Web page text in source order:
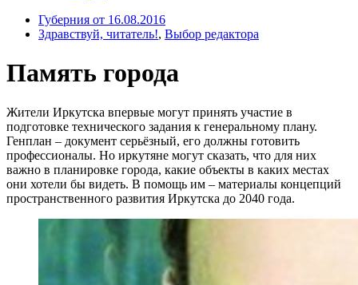
Губерния от 16.08.2016
Здравствуй, читатель!, Выбор редактора
Память города
Жители Иркутска впервые могут принять участие в
подготовке технического задания к генеральному плану.
Генплан – документ серьёзный, его должны готовить
профессионалы. Но иркутяне могут сказать, что для них
важно в планировке города, какие объекты в каких местах
они хотели бы видеть. В помощь им – материалы концепций
пространственного развития Иркутска до 2040 года.